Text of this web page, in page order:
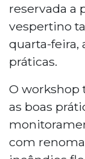
reservada a
vespertino
quarta-feira,
práticas.
O workshop
as boas
com